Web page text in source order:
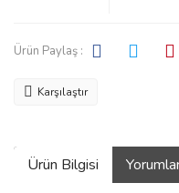
Ürün Paylaş :
Karşılaştır
Ürün Bilgisi